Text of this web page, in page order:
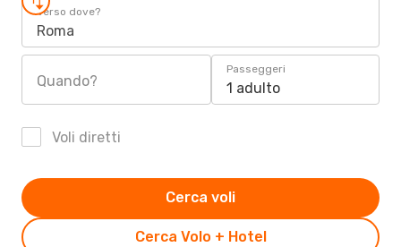
Verso dove?
Roma
Quando?
Passeggeri
1 adulto
Voli diretti
Cerca Volo + Hotel
Cerca voli